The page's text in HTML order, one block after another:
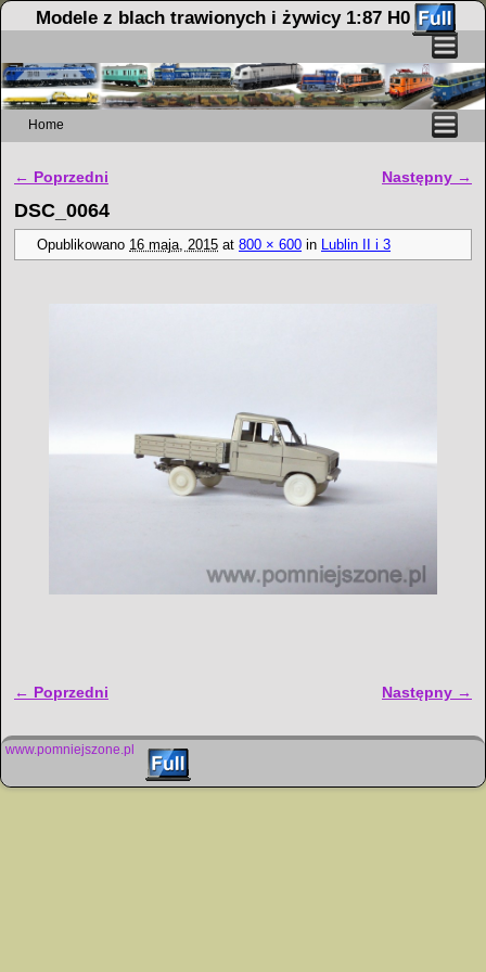
Modele z blach trawionych i żywicy 1:87 H0
Home
Nawigacja
← Poprzedni Następny →
DSC_0064
Opublikowano 16 maja, 2015 at 800 × 600 in Lublin II i 3
Nawigacja
← Poprzedni Następny →
www.pomniejszone.pl